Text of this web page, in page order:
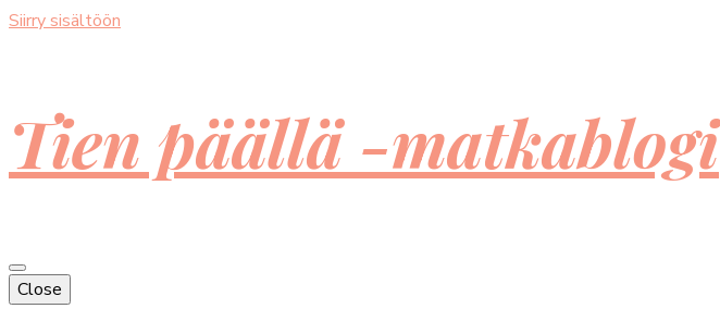
Siirry sisältöön
Tien päällä -matkablogi
Close